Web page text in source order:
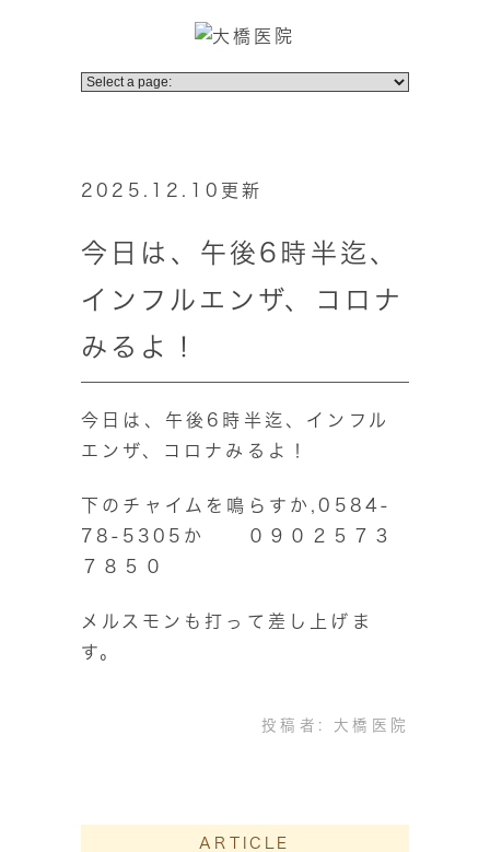
2025.12.10更新
今日は、午後6時半迄、
インフルエンザ、コロナ
みるよ！
今日は、午後6時半迄、インフル
エンザ、コロナみるよ！
下のチャイムを鳴らすか,0584-
78-5305か ０９０２５７３
７８５０
メルスモンも打って差し上げま
す。
投稿者: 大橋医院
ARTICLE